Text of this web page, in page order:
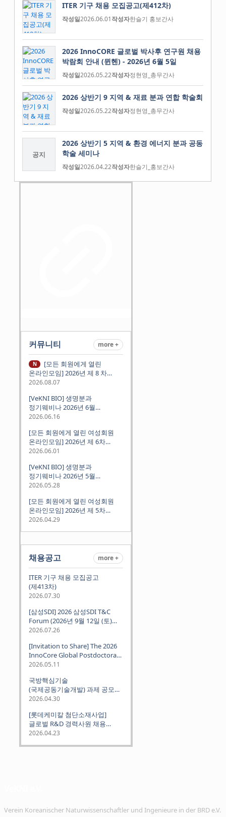
ITER 기구 채용 모집공고(제412차)
작성일2026.06.01작성자한슬기 홍보간사
2026 InnoCORE 글로벌 박사후 연구원 채용
박람회 안내 (뮌헨) - 2026년 6월 5일
작성일2026.05.22작성자정현영_총무간사
2026 상반기 9 지역 & 재료 분과 연합 학술회
작성일2026.05.22작성자정현영_총무간사
공지
2026 상반기 5 지역 & 환경 에너지 분과 공동
학술 세미나
작성일2026.04.22작성자한슬기_홍보간사
커뮤니티 more +
N
온라인모임] 2026년 제 8 차
정기모임 (8월 12일 수요일 저녁
경험담
2026.08.07
[VeKNI BIO] 생명분과
정기웨비나 2026년 6월
(2026.06.18 Thu 9:00PM)
2026.06.16
[모든 회원에게 열린 여성회원
온라인모임] 2026년 제 6차
정기모임 (6월 10일 수요일 저녁
2026.06.01
[VeKNI BIO] 생명분과
정기웨비나 2026년 5월
(2026.05.28 Thu 9:00PM)
2026.05.28
[모든 회원에게 열린 여성회원
온라인모임] 2026년 제 5차
정기모임 (5월 12일 화요일 저녁
2026.04.29
채용공고 more +
ITER 기구 채용 모집공고
(제413차)
2026.07.30
[삼성SDI] 2026 삼성SDI T&C
Forum (2026년 9월 12일 (토)
뮌헨 개최)
2026.07.26
[Invitation to Share] The 2026
InnoCore Global Postdoctoral
Job Fair: Meet Korea's 4 Major
Institutes
2026.05.11
국방핵심기술
(국제공동기술개발) 과제 공모
안내 (~2026.06.26)
2026.04.30
[롯데케미칼 첨단소재사업]
글로벌 R&D 경력사원 채용
(~2026. 5.5)
2026.04.23
Verein Koreanischer Naturwissenschaftler und Ingenieure in der BRD e.V.